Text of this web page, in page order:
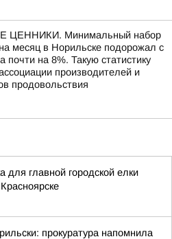
ЦЕННИКИ. Минимальный набор
месяц в Норильске подорожал с
почти на 8%. Такую статистику
производителей и
продовольствия
для главной городской елки
прокуратура напомнила